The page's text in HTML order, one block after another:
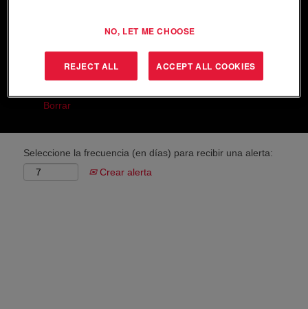
Mostrar más opciones
Borrar
Seleccione la frecuencia (en días) para recibir una alerta:
Crear alerta
NO, LET ME CHOOSE
REJECT ALL ACCEPT ALL COOKIES